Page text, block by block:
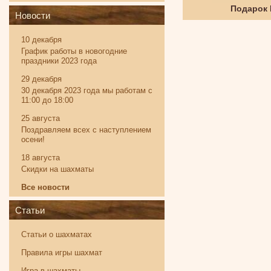
Твистер
Новости
10 декабря
График работы в новогодние
праздники 2023 года
29 декабря
30 декабря 2023 года мы работам с
11:00 до 18:00
25 августа
Поздравляем всех с наступлением
осени!
18 августа
Скидки на шахматы
Все новости
Статьи
Статьи о шахматах
Правила игры шахмат